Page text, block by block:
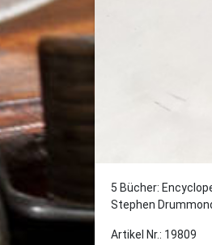
5 Bücher:
Stephen
Artikel Nr.: 19809